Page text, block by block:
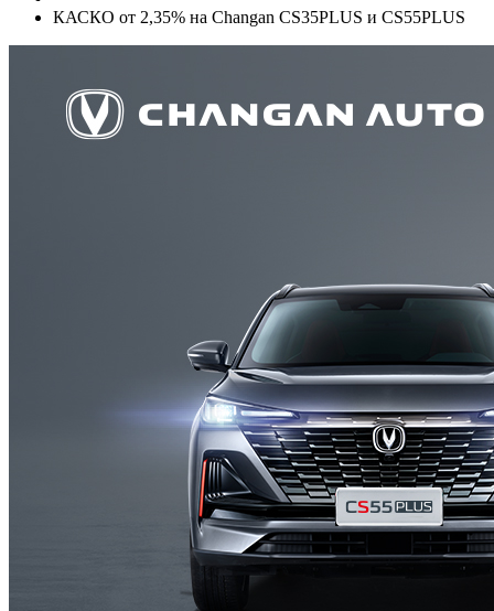
КАСКО от 2,35% на Changan CS35PLUS и CS55PLUS